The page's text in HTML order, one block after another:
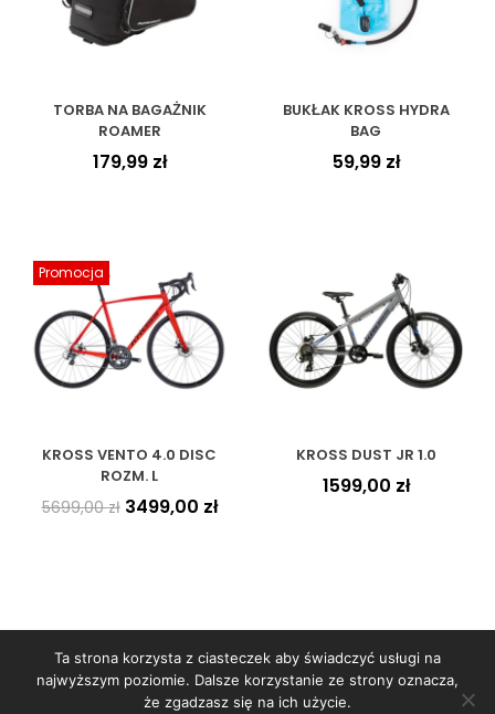
TORBA NA BAGAŻNIK
ROAMER
179,99 zł
BUKŁAK KROSS HYDRA
BAG
59,99 zł
Promocja
KROSS VENTO 4.0 DISC
ROZM. L
5699,00zł 3499,00 zł
KROSS DUST JR 1.0
1599,00 zł
Ta strona korzysta z ciasteczek aby świadczyć usługi na
najwyższym poziomie. Dalsze korzystanie ze strony oznacza,
że zgadzasz się na ich użycie.